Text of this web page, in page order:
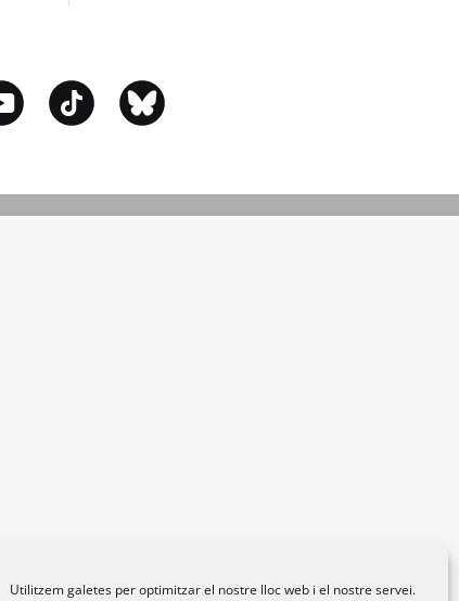
Utilitzem galetes per optimitzar el nostre lloc web i el nostre servei.